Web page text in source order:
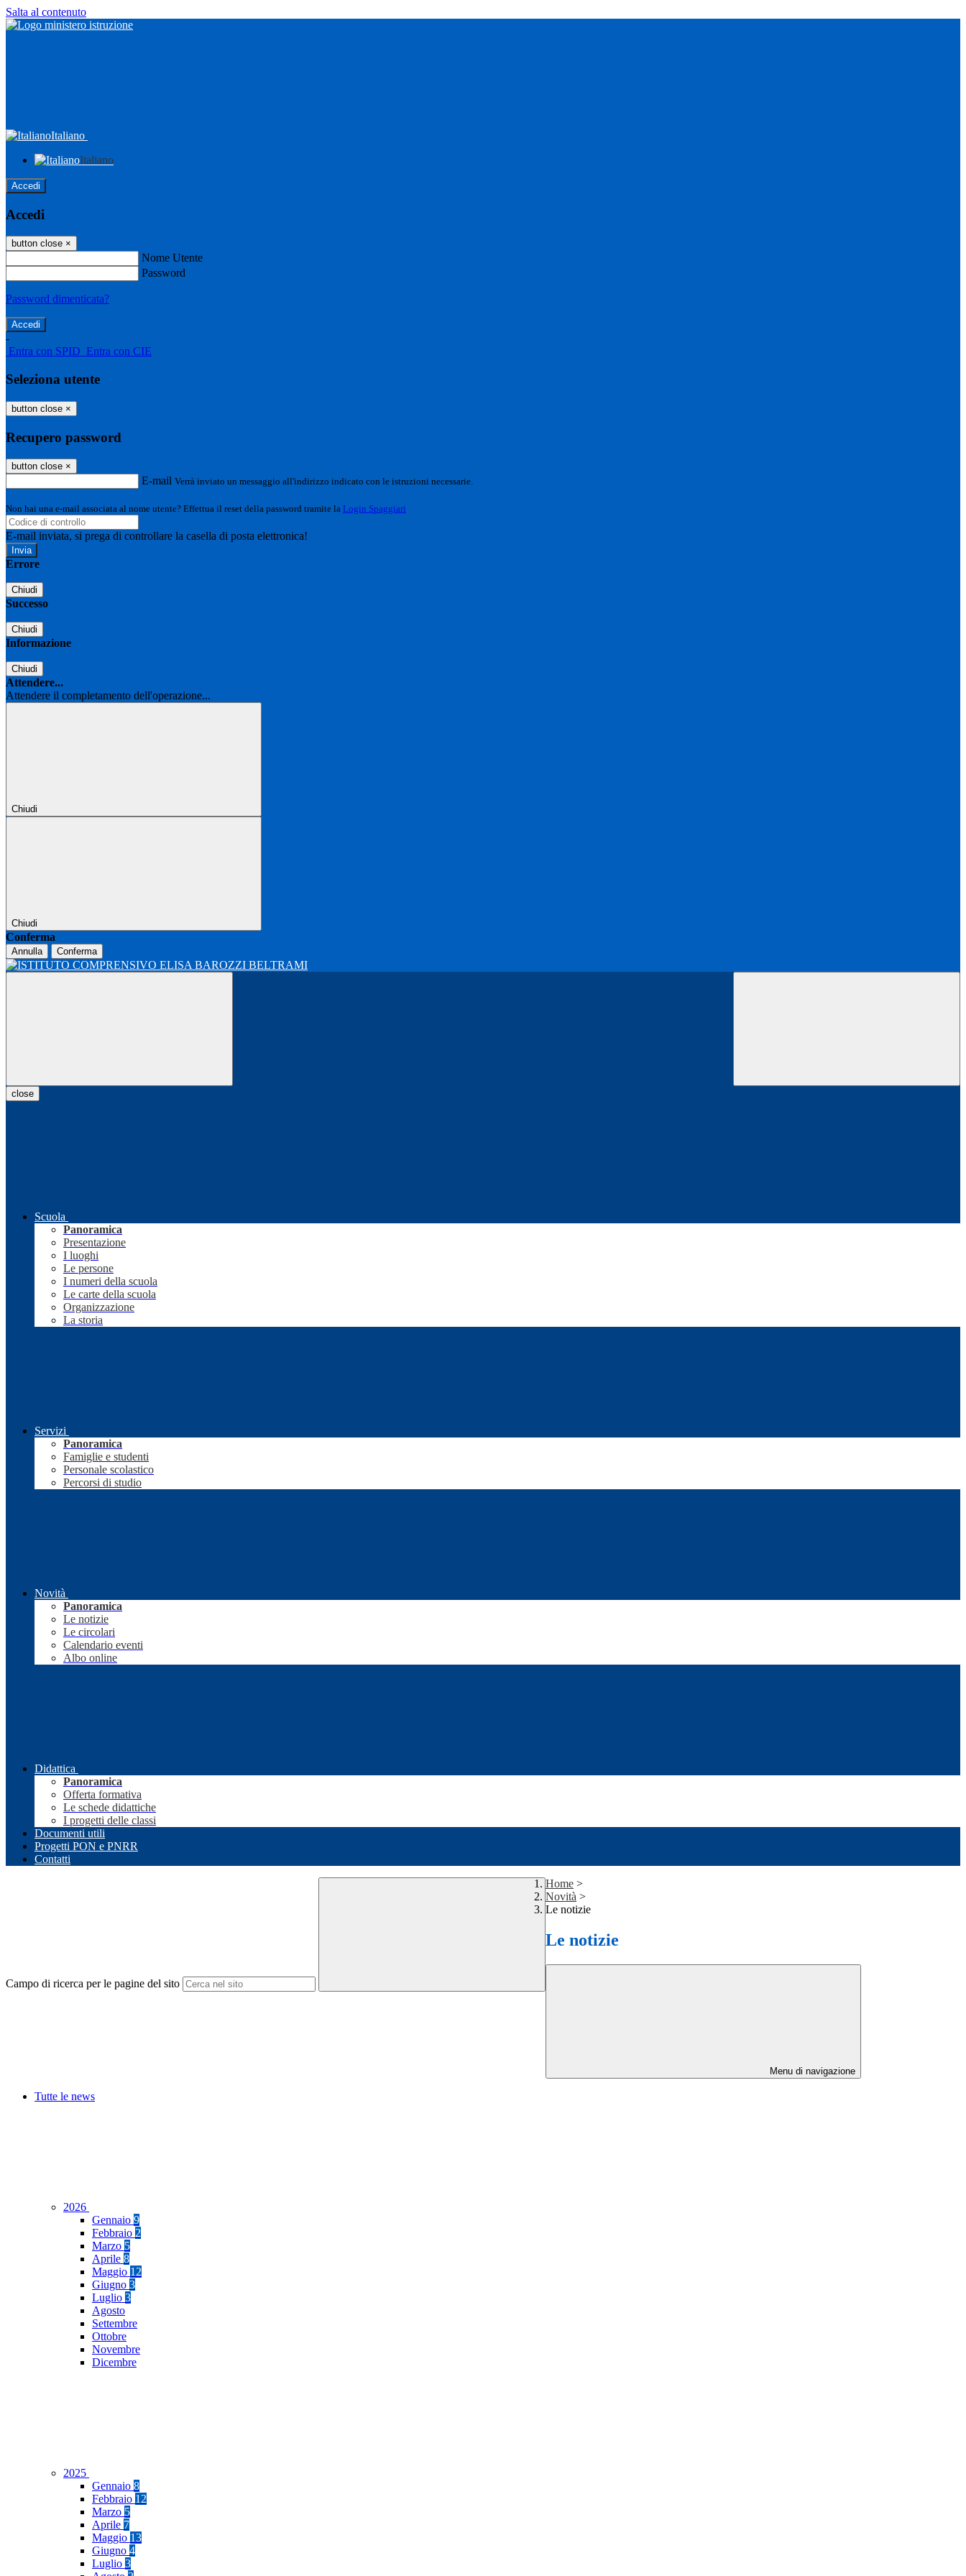
Salta al contenuto
Italiano
Italiano
Accedi
Accedi
button close ×
Nome Utente
Password
Password dimenticata?
-
Entra con SPID Entra con CIE
Seleziona utente
button close ×
Recupero password
button close ×
E-mail Verrà inviato un messaggio all'indirizzo indicato con le istruzioni necessarie.
Non hai una e-mail associata al nome utente? Effettua il reset della password tramite la Login Spaggiari
E-mail inviata, si prega di controllare la casella di posta elettronica!
Errore
Chiudi
Successo
Chiudi
Informazione
Chiudi
Attendere...
Attendere il completamento dell'operazione...
Chiudi
Chiudi
Conferma
Annulla Conferma
close
Scuola
Panoramica
Presentazione
I luoghi
Le persone
I numeri della scuola
Le carte della scuola
Organizzazione
La storia
Servizi
Panoramica
Famiglie e studenti
Personale scolastico
Percorsi di studio
Novità
Panoramica
Le notizie
Le circolari
Calendario eventi
Albo online
Didattica
Panoramica
Offerta formativa
Le schede didattiche
I progetti delle classi
Documenti utili
Progetti PON e PNRR
Contatti
Campo di ricerca per le pagine del sito
Home >
Novità >
Le notizie
Le notizie
Menu di navigazione
Tutte le news
2026
Gennaio 9
Febbraio 2
Marzo 5
Aprile 8
Maggio 12
Giugno 3
Luglio 3
Agosto
Settembre
Ottobre
Novembre
Dicembre
2025
Gennaio 8
Febbraio 12
Marzo 5
Aprile 7
Maggio 13
Giugno 4
Luglio 3